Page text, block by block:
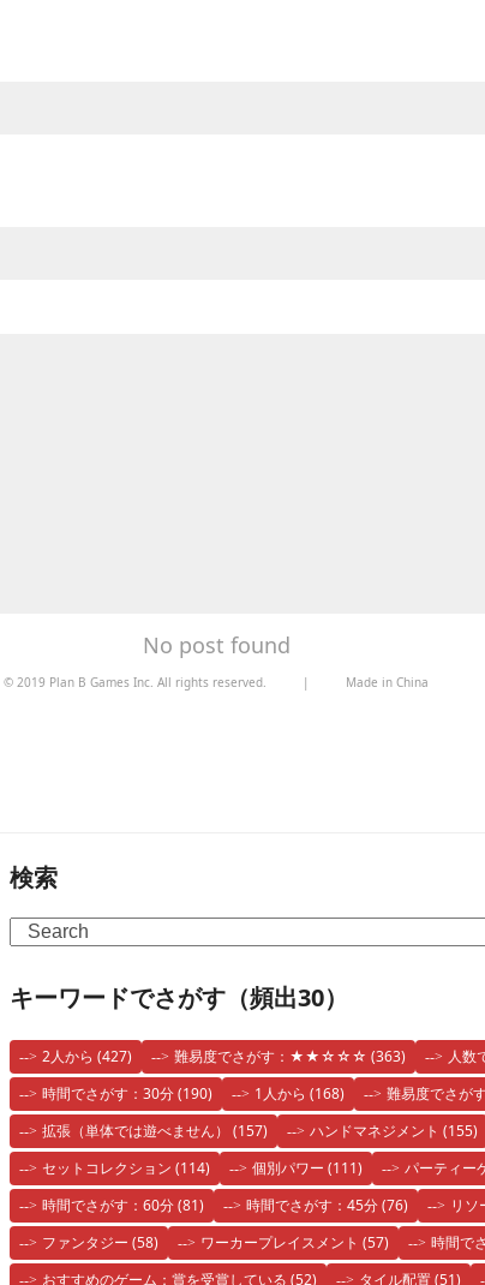
No post found
© 2019 Plan B Games Inc. All rights reserved. | Made in China
検索
Search
キーワードでさがす（頻出30）
2人から (427) 難易度でさがす：★★☆☆☆ (363)
人数
時間でさがす：30分(190) 1人から (168)
難易度でさ
拡張（単体では遊べません） (157) ハンドマネジメント (155)
セットコレクション (114) 個別パワー (111)
パーティー
時間でさがす：60分(81) 時間でさがす：45分(76)
リソ
ファンタジー (58) ワーカープレイスメント (57)
時間で
おすすめのゲーム：賞を受賞している (52) タイル配置(51)